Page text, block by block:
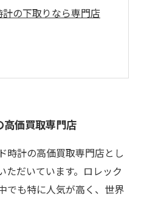
の下取りなら専門店
高価買取専門店
時計の高価買取専門店とし
ただいています。ロレック
でも特に人気が高く、世界